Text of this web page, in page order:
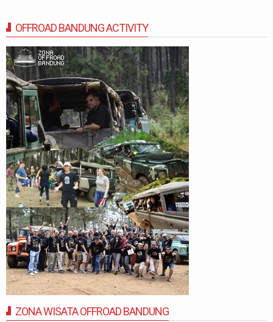
OFFROAD BANDUNG ACTIVITY
ZONA WISATA OFFROAD BANDUNG